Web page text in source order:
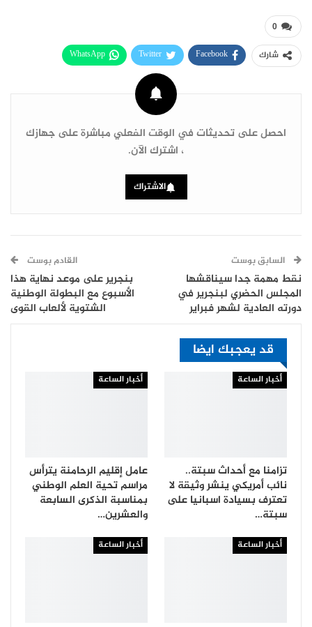
0
شارك Facebook
Twitter
WhatsApp
البريد الإلكتروني
احصل على تحديثات في الوقت الفعلي مباشرة على جهازك
، اشترك الآن.
الاشتراك
السابق بوست
نقط مهمة جدا سيناقشها
المجلس الحضري لبنجرير في
دورته العادية لشهر فبراير
القادم بوست
بنجرير على موعد نهاية هذا
الأسبوع مع البطولة الوطنية
الشتوية لألعاب القوى
قد يعجبك ايضا
أخبار الساعة
تزامنا مع أحداث سبتة..
نائب أمريكي ينشر وثيقة لا
تعترف بسيادة اسبانيا على
سبتة…
أخبار الساعة
عامل إقليم الرحامنة يترأس
مراسم تحية العلم الوطني
بمناسبة الذكرى السابعة
والعشرين…
أخبار الساعة أخبار الساعة